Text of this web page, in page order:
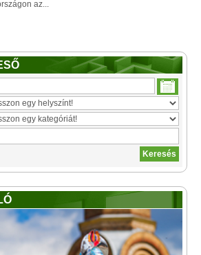
az...